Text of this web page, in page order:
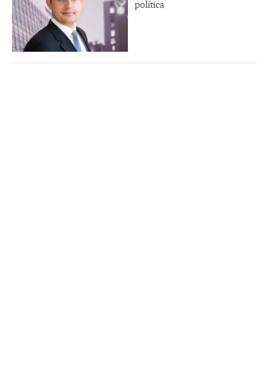
política